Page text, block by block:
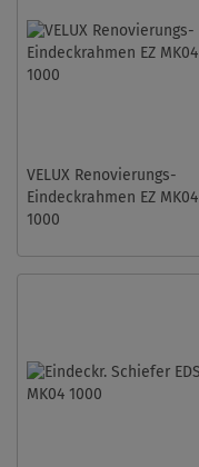
VELUX Renovierungs-
Eindeckrahmen EZ MK04
1000